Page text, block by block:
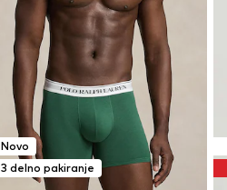
Novo
3 delno pakiranje